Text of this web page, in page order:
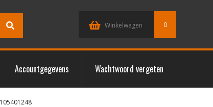
Winkelwagen 0
Accountgegevens Wachtwoord vergeten